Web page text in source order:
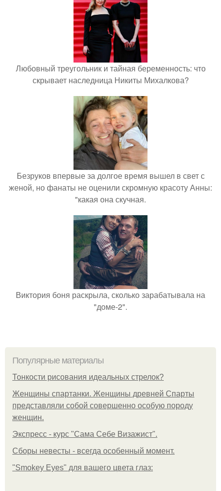
Любовный треугольник и тайная беременность: что
скрывает наследница Никиты Михалкова?
Безруков впервые за долгое время вышел в свет с
женой, но фанаты не оценили скромную красоту Анны:
"какая она скучная.
Виктория боня раскрыла, сколько зарабатывала на
"доме-2".
Популярные материалы
Тонкости рисования идеальных стрелок?
Женщины спартанки. Женщины древней Спарты
представляли собой совершенно особую породу
женщин.
Экспресс - курс "Сама Себе Визажист".
Сборы невесты - всегда особенный момент.
"Smokey Eyes" для вашего цвета глаз: